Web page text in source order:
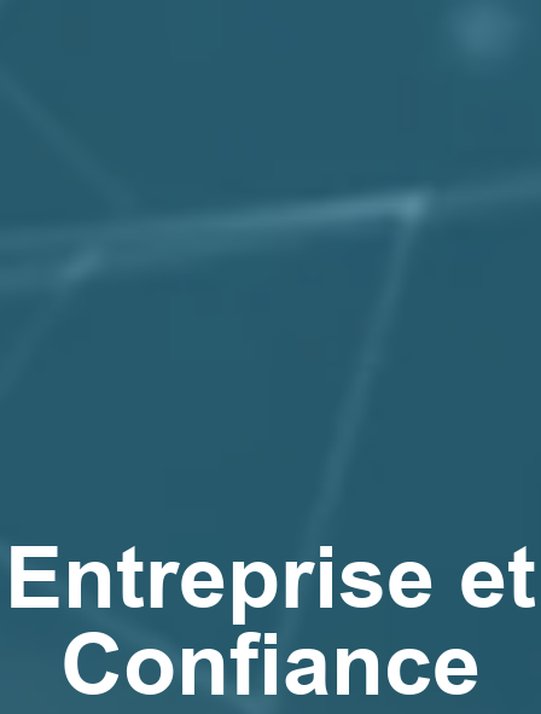
Entreprise et
Confiance